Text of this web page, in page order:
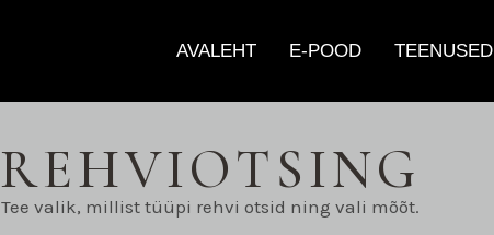
AVALEHT E-POOD TEENUSED
REHVIOTSING
Tee valik, millist tüüpi rehvi otsid ning vali mõõt.